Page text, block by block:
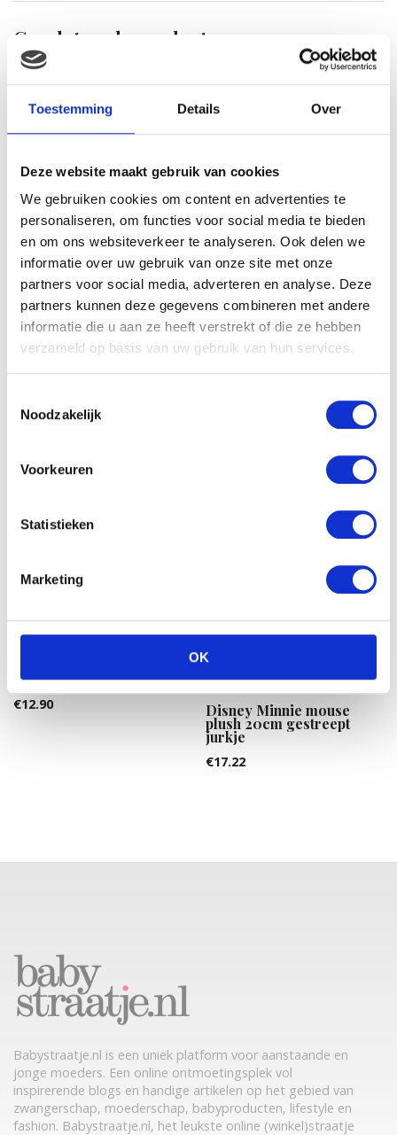
Toestemming Details Over
Deze website maakt gebruik van cookies
We gebruiken cookies om content en advertenties te
personaliseren, om functies voor social media te bieden
en om ons websiteverkeer te analyseren. Ook delen we
informatie over uw gebruik van onze site met onze
partners voor social media, adverteren en analyse. Deze
partners kunnen deze gegevens combineren met andere
informatie die u aan ze heeft verstrekt of die ze hebben
verzameld op basis van uw gebruik van hun services.
Noodzakelijk
Voorkeuren
Statistieken
Marketing
OK
Gerelateerde producten
Vdm Paard in handtasje
15cm wit
20.75 Pebble knuffel – Eenhoorn
– Multi kleur
€25.99
Knuffelgrijper Haas
€12.90 Disney Minnie mouse
plush 20cm gestreept
jurkje
€17.22
Babystraatje.nl is een uniek platform voor aanstaande en
jonge moeders. Een online ontmoetingsplek vol
inspirerende blogs en handige artikelen op het gebied van
zwangerschap, moederschap, babyproducten, lifestyle en
fashion. Babystraatje.nl, het leukste online (winkel)straatje